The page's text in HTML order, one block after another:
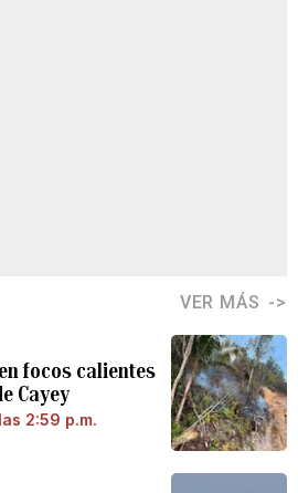
VER MÁS
focos calientes
Cayey
2:59 p.m.